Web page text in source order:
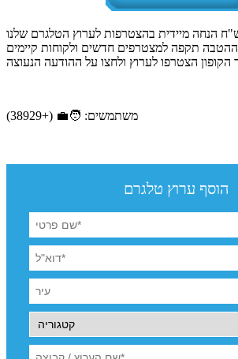
ההטבה תקפה למצטרפים חדשים ולקוחות קיימים
משתמשים: 🧑‍💼 (+38929)
הוסף ערוץ טלגרם